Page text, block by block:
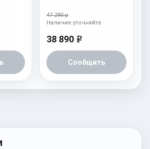
47 290 р
38 890 e
Сообщить
Наличие уточняйте